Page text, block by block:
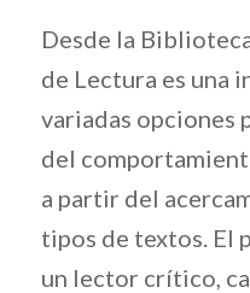
Desde la
de Lectura es una
variadas opciones
del
a partir del
tipos de textos. El
un lector crítico,